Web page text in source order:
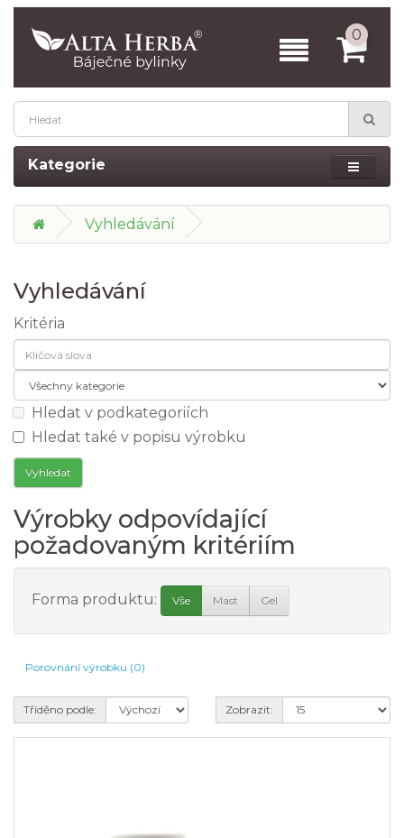
0
Kategorie
Vyhledávání
Vyhledávání
Kritéria
Hledat v podkategoriích
Hledat také v popisu výrobku
Výrobky odpovídající
požadovaným kritériím
Forma produktu: Vše Mast Gel
Porovnání výrobku (0)
Tříděno podle: Zobrazit: